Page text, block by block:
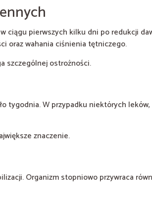
ciągu pierwszych kilku dni po redukcji
oraz wahania ciśnienia tętniczego.
szczególnej ostrożności.
tygodnia. W przypadku niektórych
znaczenie.
Organizm stopniowo przywraca